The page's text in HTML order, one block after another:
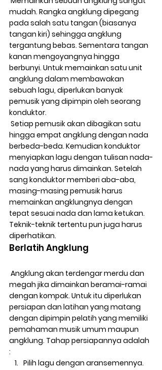
mudah. Rangka angklung dipegang
pada salah satu tangan (biasanya
tangan kiri) sehingga angklung
tergantung bebas. Sementara tangan
kanan mengoyangnya hingga
berbunyi. Untuk memainkan satu unit
angklung dalam membawakan
sebuah lagu, diperlukan banyak
pemusik yang dipimpin oleh seorang
konduktor.
hingga empat angklung dengan nada
berbeda-beda. Kemudian konduktor
menyiapkan lagu dengan tulisan nada-
nada yang harus dimainkan. Setelah
sang konduktor memberi aba-aba,
masing-masing pemusik harus
memainkan angklungnya dengan
tepat sesuai nada dan lama ketukan.
Teknik-teknik tertentu pun juga harus
diperhatikan.
Berlatih Angklung
megah jika dimainkan beramai-ramai
dengan kompak. Untuk itu diperlukan
persiapan dan latihan yang matang
dengan dipimpin pelatih yang memiliki
pemahaman musik umum maupun
angklung. Tahap persiapannya adalah
:
Pilih lagu dengan aransemennya.